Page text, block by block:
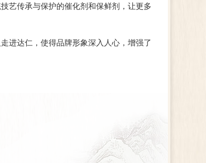
艺传承与保护的催化剂和保鲜剂，让更多
进达仁，使得品牌形象深入人心，增强了